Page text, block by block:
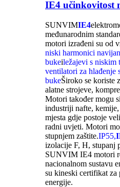
IE4 učinkovitost
SUNVIMIE4
međunarodnim
motori izrađeni su od
niski harmonici
bukeiležajevi s niskim
ventilatori za hlađenje
bukeŠiroko se koriste
alatne strojeve,
Motori također mogu
industriji nafte,
mjesta gdje postoje
radni uvjeti. Motori
stupnjem zaštite.IP55,
izolacije F, H, stupanj
SUNVIM IE4 motori
nacionalnom sustavu
su kineski certifikat za
energije.